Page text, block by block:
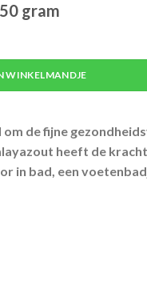
gram
WINKELMANDJE
de fijne
heeft de
in bad, een